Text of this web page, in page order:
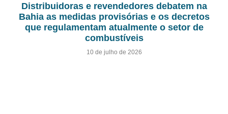
Distribuidoras e revendedores debatem na
Bahia as medidas provisórias e os decretos
que regulamentam atualmente o setor de
combustíveis
10 de julho de 2026